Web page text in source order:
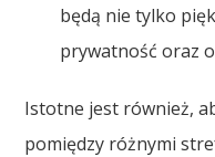
będą nie tylko
prywatność oraz
Istotne jest również,
pomiędzy różnymi